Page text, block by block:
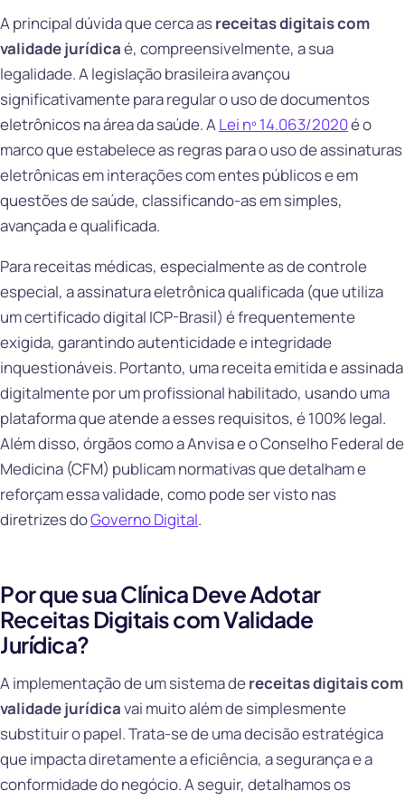
A principal dúvida que cerca asreceitas digitais com
validade jurídicaé, compreensivelmente, a sua
legalidade. A legislação brasileira avançou
significativamente para regular o uso de documentos
eletrônicos na área da saúde. ALei nº 14.063/2020é o
marco que estabelece as regras para o uso de assinaturas
eletrônicas em interações com entes públicos e em
questões de saúde, classificando-as em simples,
avançada e qualificada.
Para receitas médicas, especialmente as de controle
especial, a assinatura eletrônica qualificada (que utiliza
um certificado digital ICP-Brasil) é frequentemente
exigida, garantindo autenticidade e integridade
inquestionáveis. Portanto, uma receita emitida e assinada
digitalmente por um profissional habilitado, usando uma
plataforma que atende a esses requisitos, é 100% legal.
Além disso, órgãos como a Anvisa e o Conselho Federal de
Medicina (CFM) publicam normativas que detalham e
reforçam essa validade, como pode ser visto nas
diretrizes doGoverno Digital.
Por que sua Clínica Deve Adotar
Receitas Digitais com Validade
Jurídica?
A implementação de um sistema dereceitas digitais com
validade jurídicavai muito além de simplesmente
substituir o papel. Trata-se de uma decisão estratégica
que impacta diretamente a eficiência, a segurança e a
conformidade do negócio. A seguir, detalhamos os